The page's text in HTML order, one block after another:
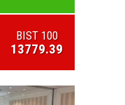
BIST 100
13779.39